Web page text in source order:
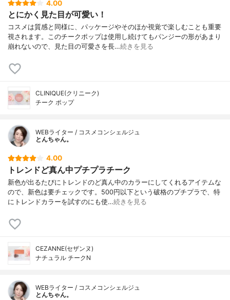
4.00
とにかく見た目が可愛い！
コスメは質感と同様に、パッケージやそのほか視覚で楽しむことも重要
視されます。このチークポップは使用し続けてもパンジーの形があまり
崩れないので、見た目の可愛さを長…続きを見る
CLINIQUE(クリニーク)
チーク ポップ
WEBライター / コスメコンシェルジュ
とんちゃん。
4.00
トレンドど真ん中プチプラチーク
新色が出るたびにトレンドのど真ん中のカラーにしてくれるアイテムな
ので、新色は要チェックです。500円以下という破格のプチプラで、特
にトレンドカラーを試すのにも使…続きを見る
CEZANNE(セザンヌ)
ナチュラル チークN
WEBライター / コスメコンシェルジュ
とんちゃん。